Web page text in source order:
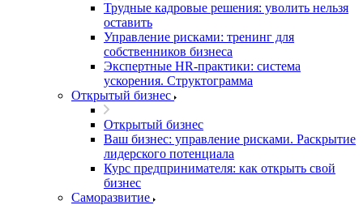
Трудные кадровые решения: уволить нельзя
оставить
Управление рисками: тренинг для
собственников бизнеса
Экспертные HR-практики: система
ускорения. Структограмма
Открытый бизнес
Открытый бизнес
Ваш бизнес: управление рисками. Раскрытие
лидерского потенциала
Курс предпринимателя: как открыть свой
бизнес
Саморазвитие